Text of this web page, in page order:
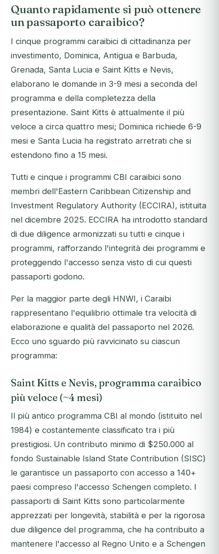
Quanto rapidamente si può ottenere
un passaporto caraibico?
I cinque programmi caraibici di cittadinanza per
investimento, Dominica, Antigua e Barbuda,
Grenada, Santa Lucia e Saint Kitts e Nevis,
elaborano le domande in 3-9 mesi a seconda del
programma e della completezza della
presentazione. Saint Kitts è attualmente il più
veloce a circa quattro mesi; Dominica richiede 6-9
mesi e Santa Lucia ha registrato arretrati che si
estendono fino a 15 mesi.
Tutti e cinque i programmi CBI caraibici sono
membri dell'Eastern Caribbean Citizenship and
Investment Regulatory Authority (ECCIRA), istituita
nel dicembre 2025. ECCIRA ha introdotto standard
di due diligence armonizzati su tutti e cinque i
programmi, rafforzando l'integrità dei programmi e
proteggendo l'accesso senza visto di cui questi
passaporti godono.
Per la maggior parte degli HNWI, i Caraibi
rappresentano l'equilibrio ottimale tra velocità di
elaborazione e qualità del passaporto nel 2026.
Ecco uno sguardo più ravvicinato su ciascun
programma:
Saint Kitts e Nevis, programma caraibico
più veloce (~4 mesi)
Il più antico programma CBI al mondo (istituito nel
1984) e costantemente classificato tra i più
prestigiosi. Un contributo minimo di $250.000 al
fondo Sustainable Island State Contribution (SISC)
le garantisce un passaporto con accesso a 140+
paesi compreso l'accesso Schengen completo. I
passaporti di Saint Kitts sono particolarmente
apprezzati per longevità, stabilità e per la rigorosa
due diligence del programma, che ha contribuito a
mantenere l'accesso al Regno Unito e a Schengen